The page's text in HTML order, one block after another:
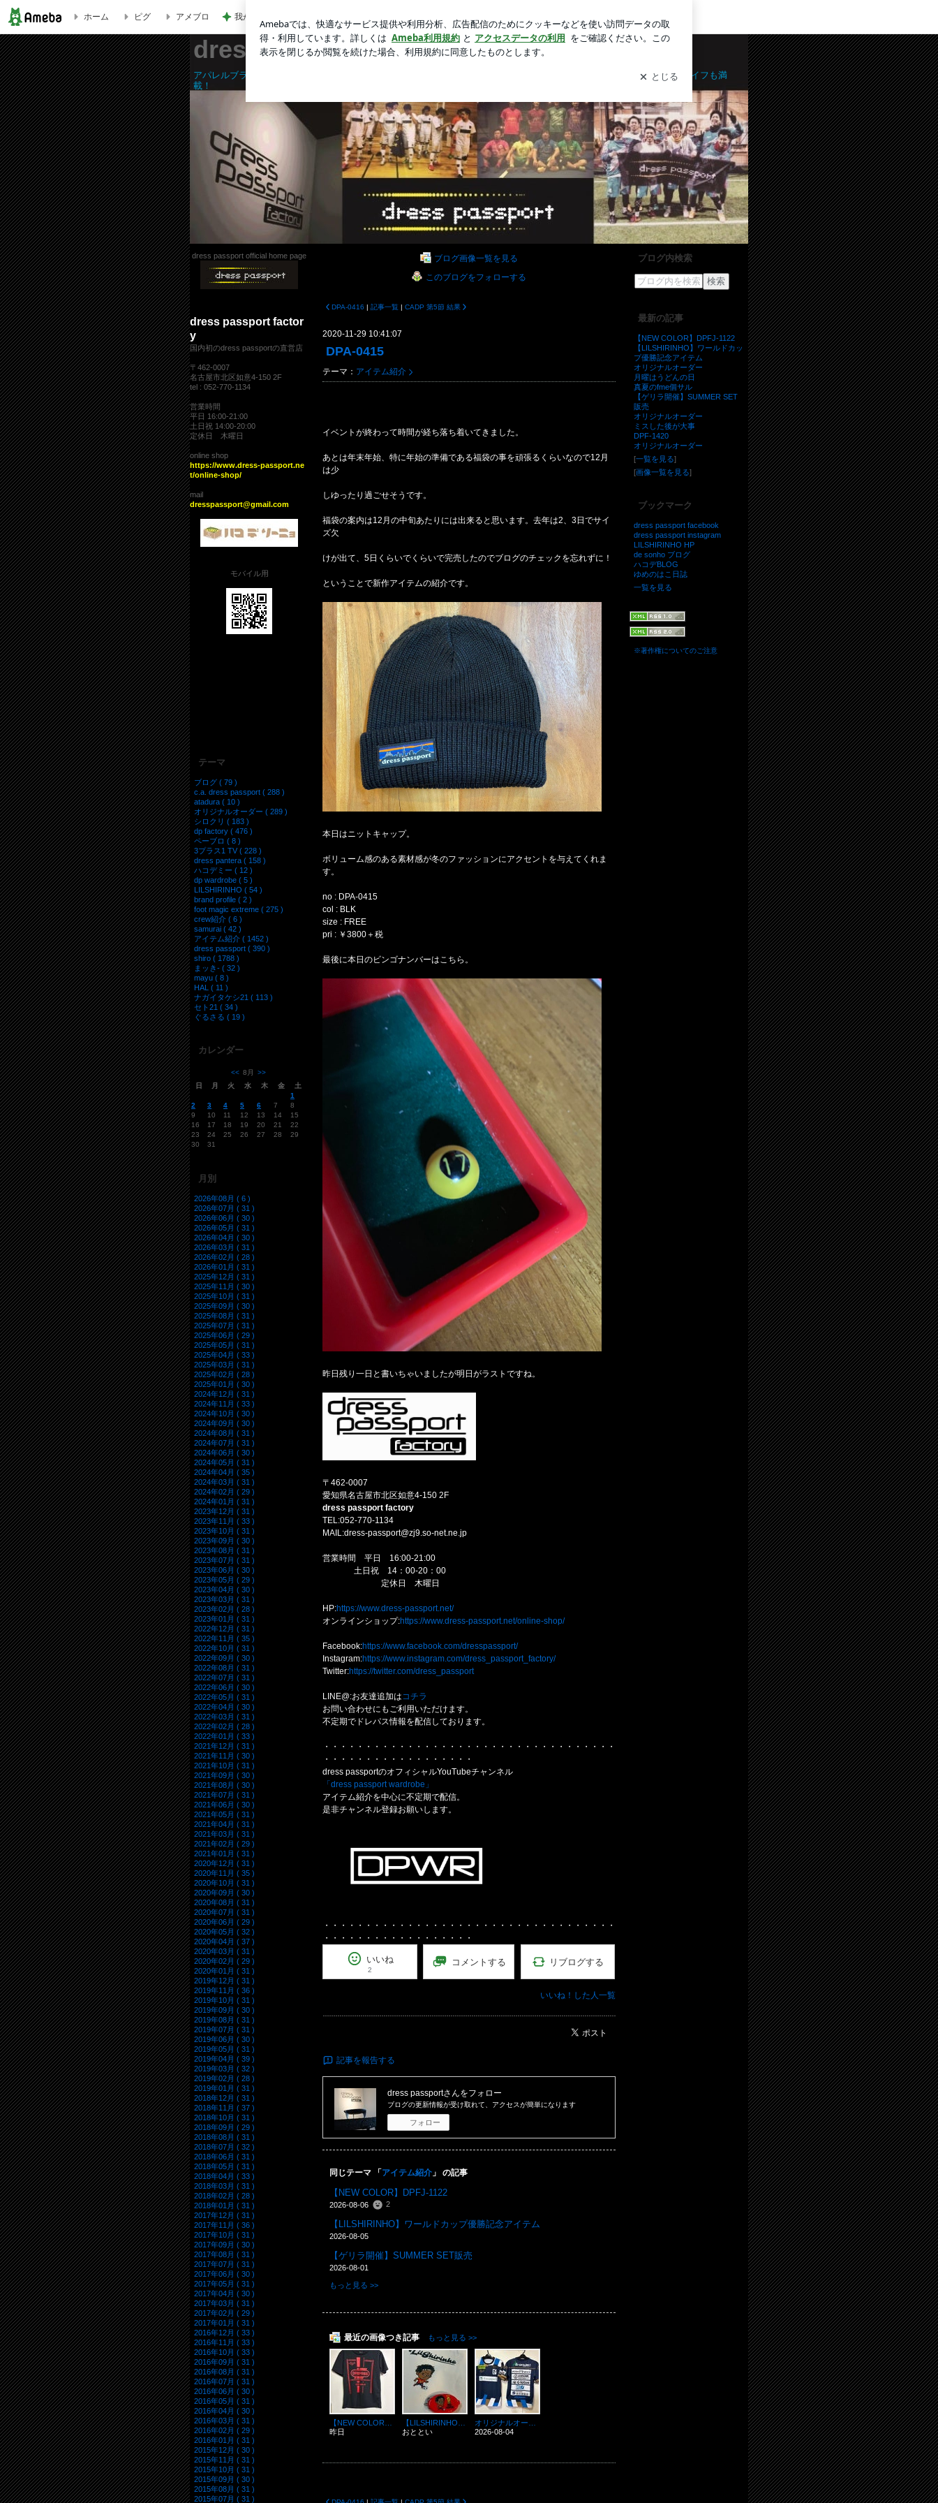
DPA-0415 | dress passportの輪
ホーム ピグ アメブロ 我が家の定番になった冷やし中華
dress passportの輪
アパレルブランド｢dress passport｣のblogです。directorの日々の生活を報告！アイテム・新作情報もあるよ！フットサルライフも満
載！
dress passport official home page
dress passport factor
y
国内初のdress passportの直営店
〒462-0007
名古屋市北区如意4-150 2F
tel : 052-770-1134
営業時間
平日 16:00-21:00
土日祝 14:00-20:00
定休日 木曜日
online shop
https://www.dress-passport.ne
t/online-shop/
mail
dresspassport@gmail.com
モバイル用
テーマ
ブログ ( 79 )
c.a. dress passport ( 288 )
atadura ( 10 )
オリジナルオーダー ( 289 )
シロクリ ( 183 )
dp factory ( 476 )
ペーブロ ( 8 )
3プラス1 TV ( 228 )
dress pantera ( 158 )
ハコデミー ( 12 )
dp wardrobe ( 5 )
LILSHIRINHO ( 54 )
brand profile ( 2 )
foot magic extreme ( 275 )
crew紹介 ( 6 )
samurai ( 42 )
アイテム紹介 ( 1452 )
dress passport ( 390 )
shiro ( 1788 )
まッき- ( 32 )
mayu ( 8 )
HAL ( 11 )
ナガイタケシ21 ( 113 )
セト21 ( 34 )
ぐるさる ( 19 )
カレンダー
<< 8月
>>
日
月 火 水 木 金
土
1
2
3 4 5 6 7
8
9
10 11 12 13 14
15
16
17 18 19 20 21
22
23
24 25 26 27 28
29
30
31
月別
2026年08月 ( 6 )
2026年07月 ( 31 )
2026年06月 ( 30 )
2026年05月 ( 31 )
2026年04月 ( 30 )
2026年03月 ( 31 )
2026年02月 ( 28 )
2026年01月 ( 31 )
2025年12月 ( 31 )
2025年11月 ( 30 )
2025年10月 ( 31 )
2025年09月 ( 30 )
2025年08月 ( 31 )
2025年07月 ( 31 )
2025年06月 ( 29 )
2025年05月 ( 31 )
2025年04月 ( 33 )
2025年03月 ( 31 )
2025年02月 ( 28 )
2025年01月 ( 30 )
2024年12月 ( 31 )
2024年11月 ( 33 )
2024年10月 ( 30 )
2024年09月 ( 30 )
2024年08月 ( 31 )
2024年07月 ( 31 )
2024年06月 ( 30 )
2024年05月 ( 31 )
2024年04月 ( 35 )
2024年03月 ( 31 )
2024年02月 ( 29 )
2024年01月 ( 31 )
2023年12月 ( 31 )
2023年11月 ( 33 )
2023年10月 ( 31 )
2023年09月 ( 30 )
2023年08月 ( 31 )
2023年07月 ( 31 )
2023年06月 ( 30 )
2023年05月 ( 29 )
2023年04月 ( 30 )
2023年03月 ( 31 )
2023年02月 ( 28 )
2023年01月 ( 31 )
2022年12月 ( 31 )
2022年11月 ( 35 )
2022年10月 ( 31 )
2022年09月 ( 30 )
2022年08月 ( 31 )
2022年07月 ( 31 )
2022年06月 ( 30 )
2022年05月 ( 31 )
2022年04月 ( 30 )
2022年03月 ( 31 )
2022年02月 ( 28 )
2022年01月 ( 33 )
2021年12月 ( 31 )
2021年11月 ( 30 )
2021年10月 ( 31 )
2021年09月 ( 30 )
2021年08月 ( 30 )
2021年07月 ( 31 )
2021年06月 ( 30 )
2021年05月 ( 31 )
2021年04月 ( 31 )
2021年03月 ( 31 )
2021年02月 ( 29 )
2021年01月 ( 31 )
2020年12月 ( 31 )
2020年11月 ( 35 )
2020年10月 ( 31 )
2020年09月 ( 30 )
2020年08月 ( 31 )
2020年07月 ( 31 )
2020年06月 ( 29 )
2020年05月 ( 32 )
2020年04月 ( 37 )
2020年03月 ( 31 )
2020年02月 ( 29 )
2020年01月 ( 31 )
2019年12月 ( 31 )
2019年11月 ( 36 )
2019年10月 ( 31 )
2019年09月 ( 30 )
2019年08月 ( 31 )
2019年07月 ( 31 )
2019年06月 ( 30 )
2019年05月 ( 31 )
2019年04月 ( 39 )
2019年03月 ( 32 )
2019年02月 ( 28 )
2019年01月 ( 31 )
2018年12月 ( 31 )
2018年11月 ( 37 )
2018年10月 ( 31 )
2018年09月 ( 29 )
2018年08月 ( 31 )
2018年07月 ( 32 )
2018年06月 ( 31 )
2018年05月 ( 31 )
2018年04月 ( 33 )
2018年03月 ( 31 )
2018年02月 ( 28 )
2018年01月 ( 31 )
2017年12月 ( 31 )
2017年11月 ( 36 )
2017年10月 ( 31 )
2017年09月 ( 30 )
2017年08月 ( 31 )
2017年07月 ( 31 )
2017年06月 ( 30 )
2017年05月 ( 31 )
2017年04月 ( 30 )
2017年03月 ( 31 )
2017年02月 ( 29 )
2017年01月 ( 31 )
2016年12月 ( 33 )
2016年11月 ( 33 )
2016年10月 ( 33 )
2016年09月 ( 31 )
2016年08月 ( 31 )
2016年07月 ( 31 )
2016年06月 ( 30 )
2016年05月 ( 31 )
2016年04月 ( 30 )
2016年03月 ( 31 )
2016年02月 ( 29 )
2016年01月 ( 31 )
2015年12月 ( 30 )
2015年11月 ( 31 )
2015年10月 ( 31 )
2015年09月 ( 30 )
2015年08月 ( 31 )
2015年07月 ( 31 )
ブログ画像一覧を見る
このブログをフォローする
DPA-0416 | 記事一覧 | CADP 第5節 結果
2020-11-29 10:41:07
DPA-0415
テーマ： アイテム紹介
イベントが終わって時間が経ち落ち着いてきました。
あとは年末年始、特に年始の準備である福袋の事を頑張るくらいなので12月
は少
しゆったり過ごせそうです。
福袋の案内は12月の中旬あたりには出来ると思います。去年は2、3日でサイ
ズ欠
けが出て、5日くらいでくらいで完売したのでブログのチェックを忘れずに！
ということで新作アイテムの紹介です。
本日はニットキャップ。
ボリューム感のある素材感が冬のファッションにアクセントを与えてくれま
す。
no : DPA-0415
col : BLK
size : FREE
pri : ￥3800＋税
最後に本日のビンゴナンバーはこちら。
昨日残り一日と書いちゃいましたが明日がラストですね。
〒462-0007
愛知県名古屋市北区如意4-150 2F
dress passport factory
TEL:052-770-1134
MAIL:dress-passport@zj9.so-net.ne.jp
営業時間 平日 16:00-21:00
土日祝 14：00-20：00
定休日 木曜日
HP:https://www.dress-passport.net/
オンラインショップ:https://www.dress-passport.net/online-shop/
Facebook:https://www.facebook.com/dresspassport/
Instagram:https://www.instagram.com/dress_passport_factory/
Twitter:https://twitter.com/dress_passport
LINE@:お友達追加はコチラ
お問い合わせにもご利用いただけます。
不定期でドレパス情報を配信しております。
・・・・・・・・・・・・・・・・・・・・・・・・・・・・・・・・・・・
・・・・・・・・・・・・・・・・・・
dress passportのオフィシャルYouTubeチャンネル
「dress passport wardrobe」
アイテム紹介を中心に不定期で配信。
是非チャンネル登録お願いします。
・・・・・・・・・・・・・・・・・・・・・・・・・・・・・・・・・・・
・・・・・・・・・・・・・・・・・・
いいね
2
コメントする リブログする
いいね！した人一覧
ポスト
記事を報告する
dress passportさんをフォロー
ブログの更新情報が受け取れて、アクセスが簡単になります
フォロー
同じテーマ 「 アイテム紹介 」 の記事
【NEW COLOR】DPFJ-1122
2026-08-06 2
【LILSHIRINHO】ワールドカップ優勝記念アイテム
2026-08-05
【ゲリラ開催】SUMMER SET販売
2026-08-01
もっと見る >>
最近の画像つき記事 もっと見る >>
昨日
おととい
2026-08-04
ブログ内検索
最新の記事
【NEW COLOR】DPFJ-1122
【LILSHIRINHO】ワールドカッ
プ優勝記念アイテム
オリジナルオーダー
月曜はうどんの日
真夏のfme個サル
【ゲリラ開催】SUMMER SET
販売
オリジナルオーダー
ミスした後が大事
DPF-1420
オリジナルオーダー
[一覧を見る]
[画像一覧を見る]
ブックマーク
dress passport facebook
dress passport instagram
LILSHIRINHO HP
de sonho ブログ
ハコデBLOG
ゆめのはこ日誌
一覧を見る
※著作権についてのご注意